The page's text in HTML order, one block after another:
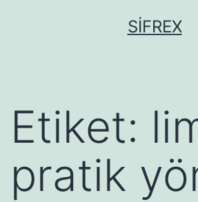
SIFREX
Etiket:
pratik